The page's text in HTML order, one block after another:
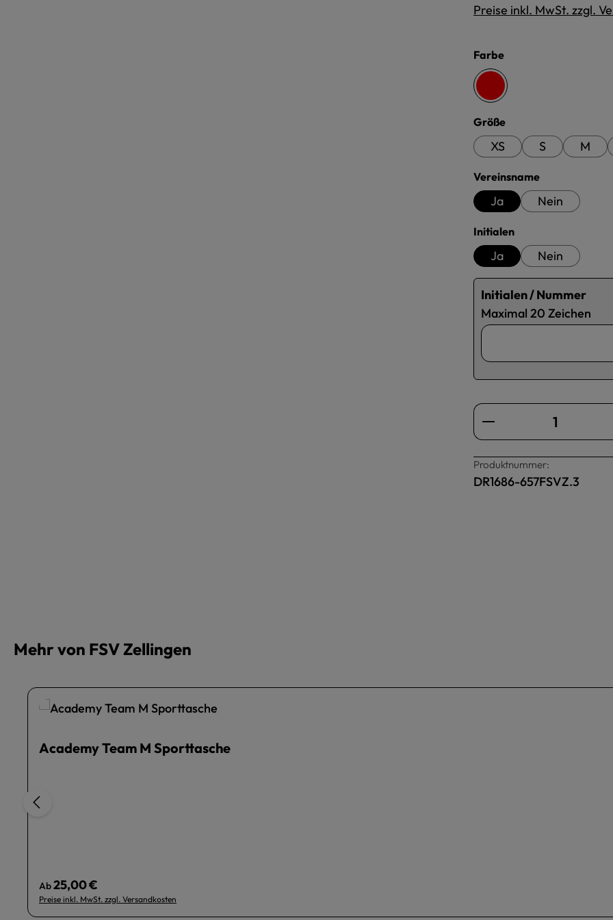
Preise inkl. MwSt. zzgl.
Farbeauswählen
rot
Größeauswählen
XS S M
Vereinsnameauswählen
Ja Nein
Initialenauswählen
Ja Nein
Initialen / Nummer
Maximal 20 Zeichen
Produkt Anzahl:
Produktnummer:
DR1686-657FSVZ.3
Mehr von FSV Zellingen
Academy Team M Sporttasche
Regulärer Preis:
Ab25,00 €
Preise inkl. MwSt. zzgl. Versandkosten